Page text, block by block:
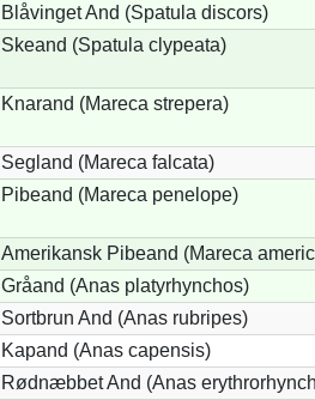
Blåvinget And (Spatula discors)
Skeand (Spatula clypeata)
Knarand (Mareca strepera)
Segland (Mareca falcata)
Pibeand (Mareca penelope)
Amerikansk Pibeand (Mareca
Gråand (Anas platyrhynchos)
Sortbrun And (Anas rubripes)
Kapand (Anas capensis)
Rødnæbbet And (Anas